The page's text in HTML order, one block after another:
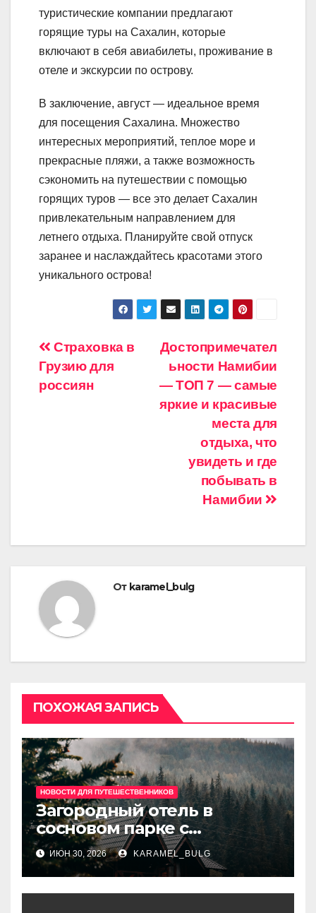
туристические компании предлагают
горящие туры на Сахалин, которые
включают в себя авиабилеты, проживание в
отеле и экскурсии по острову.
В заключение, август — идеальное время
для посещения Сахалина. Множество
интересных мероприятий, теплое море и
прекрасные пляжи, а также возможность
сэкономить на путешествии с помощью
горящих туров — все это делает Сахалин
привлекательным направлением для
летнего отдыха. Планируйте свой отпуск
заранее и наслаждайтесь красотами этого
уникального острова!
Навигация
по
Достопримечател
ьности Намибии
— ТОП 7 — самые
яркие и красивые
места для
отдыха, что
увидеть и где
побывать в
Намибии
Страховка в
Грузию для
россиян
От karamel_bulg
ПОХОЖАЯ ЗАПИСЬ
НОВОСТИ ДЛЯ ПУТЕШЕСТВЕННИКОВ
Загородный отель в
сосновом парке с
дизайнерскими номерами,
рестораном, караоке,
сауной и парковкой
недалеко от центра
ИЮН 30, 2026 KARAMEL_BULG